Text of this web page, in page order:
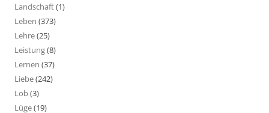
Landschaft(1)
Leben (373)
Lehre(25)
Leistung(8)
Lernen (37)
Liebe(242)
Lob(3)
Lüge(19)